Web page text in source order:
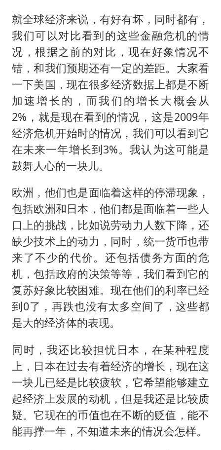
就全球经济来说，有好有坏，同时都有，
我们可以对比看到的这些金融危机的情
况，根据之前的对比，现在好象情况不
错，和我们预期还有一定的差距。大家看
一下美国，现在很多经济数据上都是不断
加速增长的，而我们的增长大概会从
2%，就是现在看到的情况，这是2009年
经济危机开始时的情况，我们可以看到它
在未来一年增长到3%。我认为这可能是
鼓舞人心的一块儿。
欧洲，他们也是面临着这样的停滞现象，
包括欧洲和日本，他们都是面临着一些人
口上的挑战，比如说劳动力人数下降，还
缺少技术上的动力，同时，统一货币也带
来了不少的代价。还包括债务方面的危
机，包括政府的决策等等，我们看到它的
复苏好象比较困难。现在他们的利率已经
到0了，再跌也没有太多空间了，这些都
是大的经济体的表现。
同时，我还比较担忧日本，在某种程度
上，日本在过去有着经济的增长，现在这
一块儿已经是比较疲软，它希望能够建立
起经济上发展的动机，但是我还是比较质
疑。它现在的币值也在不断的贬值，能不
能再撑一年，不知道未来的情况会怎样。